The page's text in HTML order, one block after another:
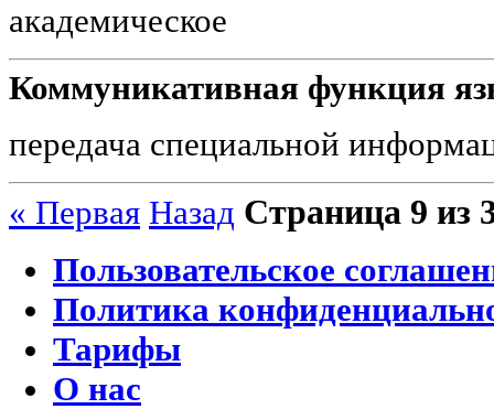
академическое
Коммуникативная функция
передача специальной
« Первая Назад Страница 9 из
Пользовательское
Политика
Тарифы
О нас